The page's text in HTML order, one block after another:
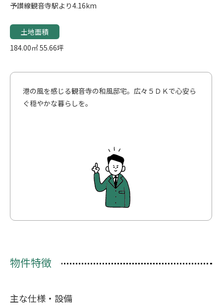
予讃線観音寺駅より4.16km
土地面積
184.00㎡55.66坪
港の風を感じる観音寺の和風邸宅。広々５ＤＫで心安ら
ぐ穏やかな暮らしを。
物件特徴
主な仕様・設備